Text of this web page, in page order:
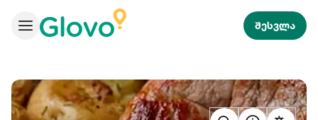
შესვლა